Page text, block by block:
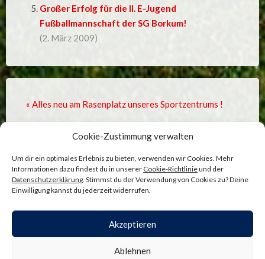
Cookie-Zustimmung verwalten
Um dir ein optimales Erlebnis zu bieten, verwenden wir Cookies. Mehr
Informationen dazu findest du in unserer Cookie-Richtlinieund der
Datenschutzerklärung. Stimmst du der Verwendung von Cookies zu? Deine
Einwilligung kannst du jederzeit widerrufen.
Akzeptieren
Ablehnen
Großer Erfolg für die II. E-Jugend
Fußballmannschaft der SG Borkum!
(2. März 2009)
« Alles neu am Rasenplatz unseres Sportzentrums !
Überraschungen! »
ADMINISTRATION— COOKIE-RICHTLINIE